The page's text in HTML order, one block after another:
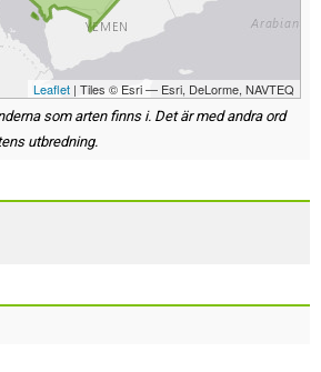
Leaflet | Tiles © Esri — Esri, DeLorme, NAVTEQ
som arten finns i. Det är med andra ord
utbredning.